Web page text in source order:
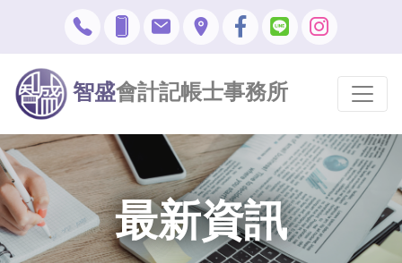
智盛會計記帳士事務所
最新資訊